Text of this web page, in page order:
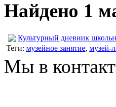
Найдено 1
Культурный дневник
Теги: музейное занятие, музей-
Мы в